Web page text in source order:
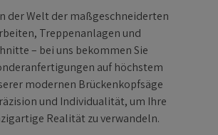
der Welt der maßgeschneiderten
Treppenanlagen und
– bei uns bekommen Sie
auf höchstem
modernen Brückenkopfsäge
und Individualität, um Ihre
Realität zu verwandeln.